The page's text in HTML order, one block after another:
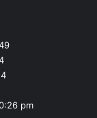
pm